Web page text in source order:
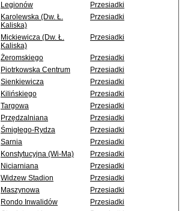
Legionów
Przesiadki
Karolewska (Dw. Ł.
Kaliska)
Przesiadki
Mickiewicza (Dw. Ł.
Kaliska)
Przesiadki
Żeromskiego
Przesiadki
Piotrkowska Centrum
Przesiadki
Sienkiewicza
Przesiadki
Kilińskiego
Przesiadki
Targowa
Przesiadki
Przędzalniana
Przesiadki
Śmigłego-Rydza
Przesiadki
Sarnia
Przesiadki
Konstytucyjna (Wi-Ma)
Przesiadki
Niciarniana
Przesiadki
Widzew Stadion
Przesiadki
Maszynowa
Przesiadki
Rondo Inwalidów
Przesiadki